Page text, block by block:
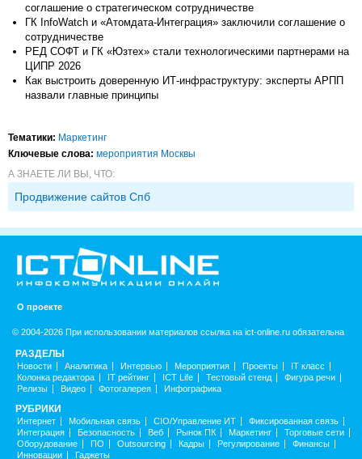
соглашение о стратегическом сотрудничестве
ГК InfoWatch и «Атомдата-Интеграция» заключили соглашение о
сотрудничестве
РЕД СОФТ и ГК «Юзтех» стали технологическими партнерами на
ЦИПР 2026
Как выстроить доверенную ИТ-инфраструктуру: эксперты АРПП
назвали главные принципы
Тематики: Маркетинг
Ключевые слова: мероприятия Москвы
А ЗНАЕТЕ ЛИ ВЫ, ЧТО:
Продвижение сайтов Спб
О проекте
© 2004-2026 При использовании материалов ссылка на ict-online.ru обязательна
РАЗДЕЛЫ
Новости Аналитика Интервью Мероприятия Проекты
IT класс
Колонка редактора
IT рейтинг ICT Life Тестовый стенд
Фигура речи
Релизы
Видео Фотогалерея Инфографика
РУБРИКИ
Интернет Мобильная связь CIO/Управление ИТ
Фиксированная связь
Интеграция
Безопасность Веб Рынок ПК Маркетинг
Торговые сети
Оборудование
ПО Outsourcing Кадры Регулирование
Финансы
Инновации
Гаджеты